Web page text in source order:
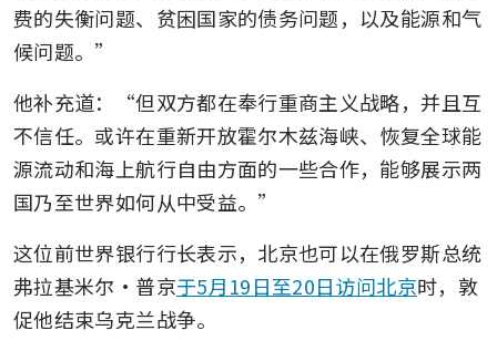
费的失衡问题、贫困国家的债务问题，以及能源和气
候问题。”
他补充道：“但双方都在奉行重商主义战略，并且互
不信任。或许在重新开放霍尔木兹海峡、恢复全球能
源流动和海上航行自由方面的一些合作，能够展示两
国乃至世界如何从中受益。”
这位前世界银行行长表示，北京也可以在俄罗斯总统
弗拉基米尔·普京于5月19日至20日访问北京时，敦
促他结束乌克兰战争。